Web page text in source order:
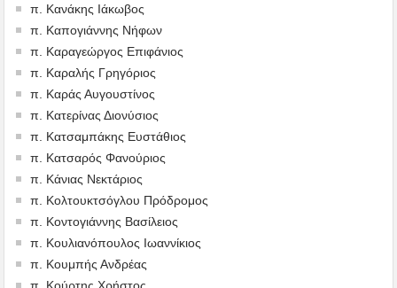
π. Κανάκης Ιάκωβος
π. Καπογιάννης Νήφων
π. Καραγεώργος Επιφάνιος
π. Καραλής Γρηγόριος
π. Καράς Αυγουστίνος
π. Κατερίνας Διονύσιος
π. Κατσαμπάκης Ευστάθιος
π. Κατσαρός Φανούριος
π. Κάνιας Νεκτάριος
π. Κολτουκτσόγλου Πρόδρομος
π. Κοντογιάννης Βασίλειος
π. Κουλιανόπουλος Ιωαννίκιος
π. Κουμπής Ανδρέας
π. Κούρτης Χρήστος